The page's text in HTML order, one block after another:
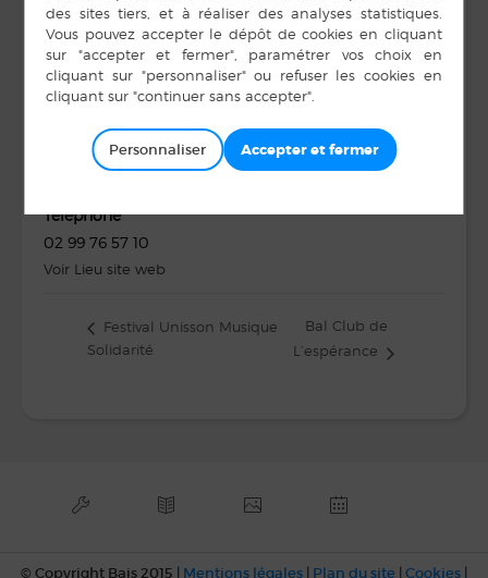
24 septembre 2016 de
12 h 00 min
LIEU
Médiathèque
Espace des Fontaines
Téléphone
02 99 76 57 10
Voir Lieu site web
mediatheque@bais35.f
r
Voir le site Organisateur
Festival Unisson Musique
Solidarité
Bal Club de
L’espérance
© Copyright Bais 2015 | Mentions légales | Plan du site | Cookies |
Personnaliser